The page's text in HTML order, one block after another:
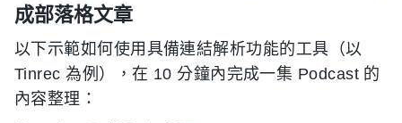
成部落格文章
以下示範如何使用具備連結解析功能的工具（以
Tinrec 為例），在 10 分鐘內完成一集 Podcast 的
內容整理：